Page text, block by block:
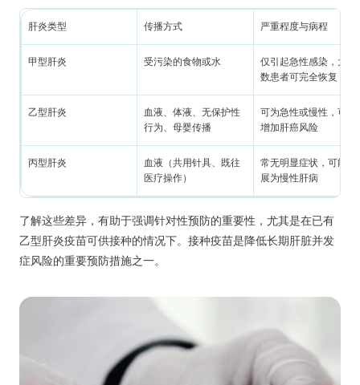
肝炎类型 传播方式 严重程度与病程
甲型肝炎 受污染的食物或水
仅引起急性感染，大多
数患者可完全恢复
乙型肝炎
血液、体液、无保护性
行为、母婴传播
可为急性或慢性，可能
增加肝癌风险
丙型肝炎
血液（共用针具、既往
医疗操作）
常无明显症状，可能发
展为慢性肝病
了解这些差异，有助于强调针对性预防的重要性，尤其是在已有
乙型肝炎疫苗可供接种的情况下。接种疫苗是降低长期肝脏并发
症风险的重要预防措施之一。